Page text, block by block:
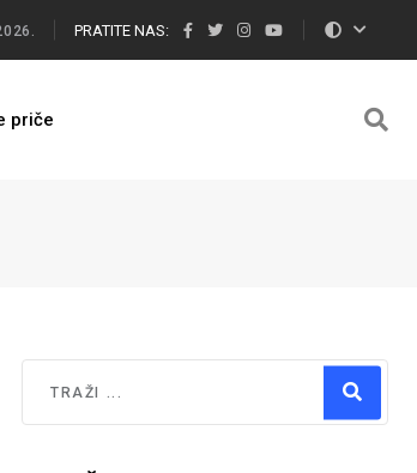
PRATITE NAS:
priče
Type 2 or more characters for results.